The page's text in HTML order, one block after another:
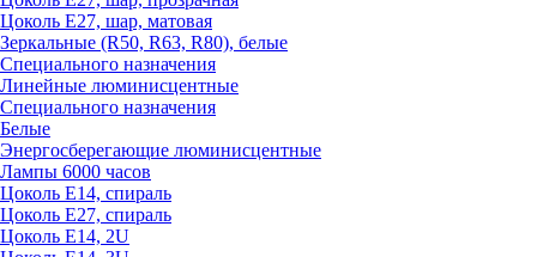
Цоколь Е27, шар, матовая
Зеркальные (R50, R63, R80), белые
Специального назначения
Линейные люминисцентные
Специального назначения
Белые
Энергосберегающие люминисцентные
Лампы 6000 часов
Цоколь Е14, спираль
Цоколь Е27, спираль
Цоколь Е14, 2U